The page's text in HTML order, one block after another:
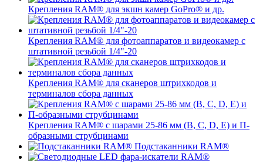
Крепления RAM® для экшн камер GoPro® и др.
Крепления RAM® для фотоаппаратов и видеокамер с
штативной резьбой 1/4"-20
Крепления RAM® для сканеров штрихкодов и
терминалов сбора данных
Крепления RAM® с шарами 25-86 мм (B, C, D, E) и П-
образными струбцинами
Подстаканники RAM®